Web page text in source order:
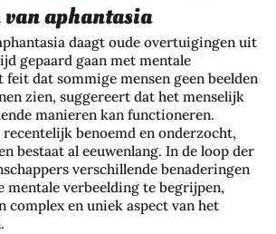
van aphantasia
daagt oude overtuigingen uit
gepaard gaan met mentale
feit dat sommige mensen geen beelden
zien, suggereert dat het menselijk
manieren kan functioneren.
recentelijk benoemd en onderzocht,
bestaat al eeuwenlang. In de loop der
verschillende benaderingen
mentale verbeelding te begrijpen,
complex en uniek aspect van het